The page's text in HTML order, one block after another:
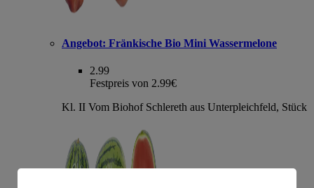
Angebot: Fränkische Bio Mini Wassermelone
2.99
Festpreis von 2.99€
Kl. II Vom Biohof Schlereth aus Unterpleichfeld, Stück